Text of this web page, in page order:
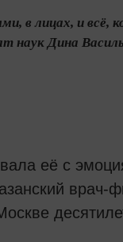
в лицах, и всё,
наук Дина
её с
врач-